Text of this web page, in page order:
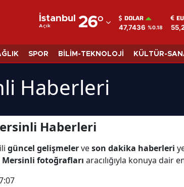
İstanbul
Açık 26°
Adana
Adıyaman
Ağrı
Ankara
Antalya
DOLAR
47,7436 %0.18
SPOR BİLİM-TEKNOLOJİ KÜLTÜR-
Haberleri
Haberleri
güncel gelişmelerveson dakika haberleri
Mersinli fotoğrafları aracılığıyla konuya dair